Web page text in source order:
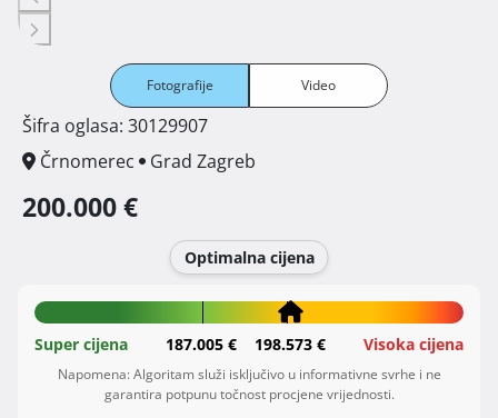
Fotografije Video
Šifra oglasa: 30129907
Črnomerec
Grad Zagreb
200.000 €
Optimalna cijena
Super cijena 187.005 € 198.573 € Visoka cijena
Napomena: Algoritam služi isključivo u informativne svrhe i ne
garantira potpunu točnost procjene vrijednosti.